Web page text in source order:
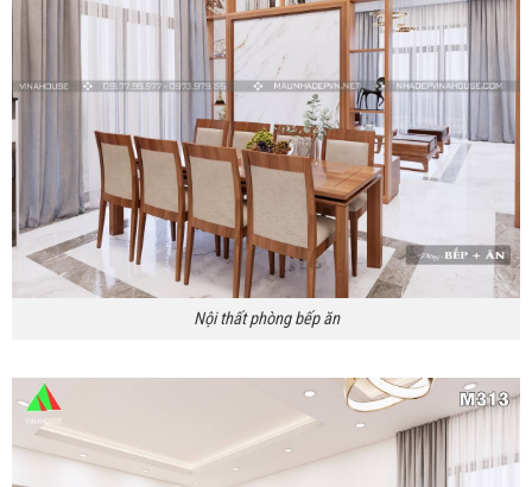
Nội thất phòng bếp ăn